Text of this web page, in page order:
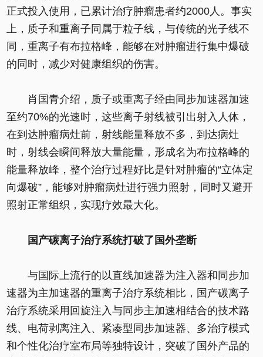
正式投入使用，已累计治疗肿瘤患者约2000人。事实
上，质子和重离子同属于粒子线，与传统的光子线不
同，重离子有布拉格峰，能够在对肿瘤进行集中爆破
的同时，减少对健康组织的伤害。
肖国青介绍，质子或重离子经由同步加速器加速
至约70%的光速时，这些离子射线被引出射入人体，
在到达肿瘤病灶前，射线能量释放不多，到达病灶
时，射线会瞬间释放大量能量，形成名为布拉格峰的
能量释放峰，整个治疗过程好比是针对肿瘤的“立体定
向爆破”，能够对肿瘤病灶进行强力照射，同时又避开
照射正常组织，实现疗效最大化。
国产碳离子治疗系统打破了国外垄断
与国际上流行的以直线加速器为注入器和同步加
速器为主加速器的重离子治疗系统相比，国产碳离子
治疗系统采用回旋注入与同步主加速相结合的技术路
线、电荷剥离注入、紧凑型同步加速器、多治疗模式
和个性化治疗室布局等独特设计，突破了国外产品的